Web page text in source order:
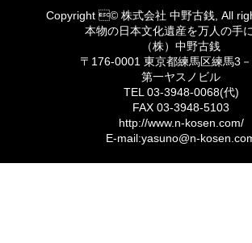
Copyright © 株式会社 中野古銭, All
本物の日本文化遺産を万人の手
（株）中野古銭
〒176-0001 東京都練馬区練馬3
第一ヤスノビル
TEL 03-3948-0068(代)
FAX 03-3948-5103
http://www.n-kosen.com/
E-mail:yasuno@n-